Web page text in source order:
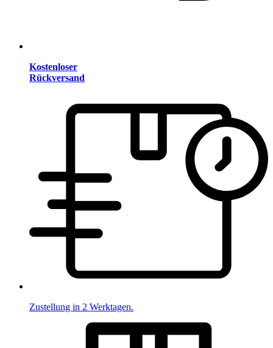
Kostenloser
Rückversand
Zustellung in 2 Werktagen.